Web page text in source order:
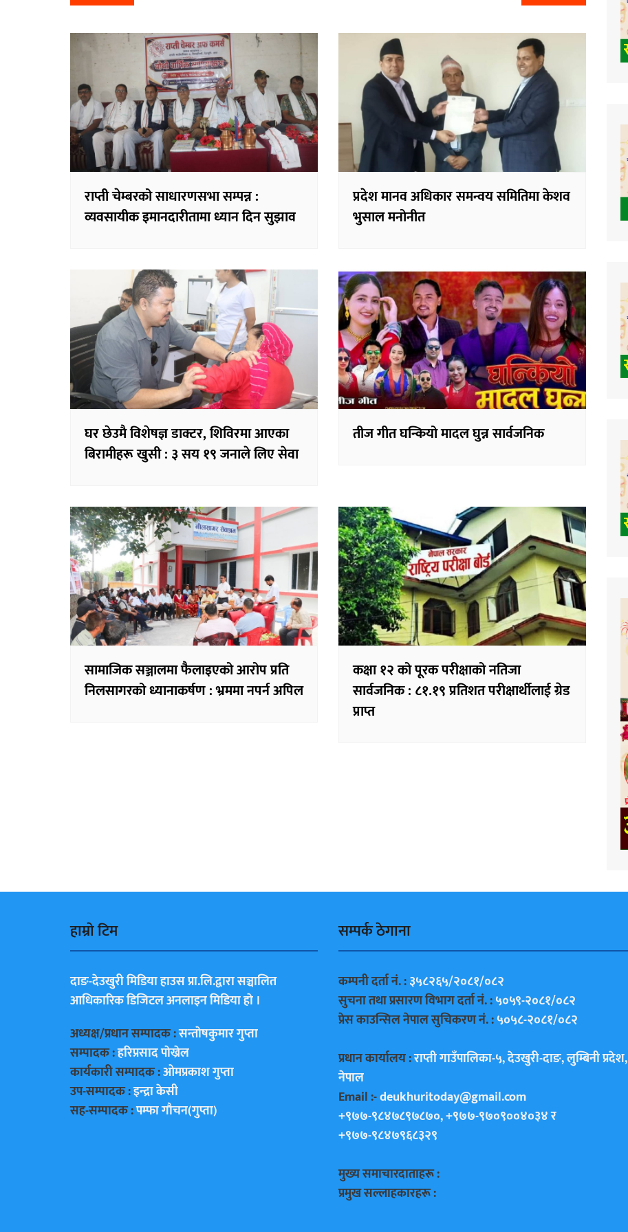
navigation
राप्ती चेम्बरको साधारणसभा सम्पन्न :
व्यवसायीक इमानदारीतामा ध्यान दिन सुझाव
प्रदेश मानव अधिकार समन्वय समितिमा केशव
भुसाल मनोनीत
घर छेउमै विशेषज्ञ डाक्टर, शिविरमा आएका
बिरामीहरू खुसी : ३ सय १९ जनाले लिए सेवा
तीज गीत घन्कियो मादल घुन्न सार्वजनिक
सामाजिक सञ्जालमा फैलाइएको आरोप प्रति
निलसागरको ध्यानाकर्षण : भ्रममा नपर्न अपिल
कक्षा १२ को पूरक परीक्षाको नतिजा
सार्वजनिक : ८१.१९ प्रतिशत परीक्षार्थीलाई ग्रेड
प्राप्त
हाम्राे टिम
दाङ-देउखुरी मिडिया हाउस प्रा.लि.द्वारा सञ्चालित
आधिकारिक डिजिटल अनलाइन मिडिया हाे ।
अध्यक्ष/प्रधान सम्पादक :सन्ताेषकुमार गुप्ता
सम्पादक :हरिप्रसाद पाेख्रेल
कार्यकारी सम्पादक :ओमप्रकाश गुप्ता
उप-सम्पादक :इन्द्रा केसी
सह-सम्पादक :पम्फा गाैचन(गुप्ता)
सम्पर्क ठेगाना
कम्पनी दर्ता नं. :३५८२६५/२०८१/०८२
सुचना तथा प्रसारण विभाग दर्ता नं. :५०५९-२०८१/०८२
प्रेस काउन्सिल नेपाल सुचिकरण नं. :५०५८-२०८१/०८२
प्रधान कार्यालय :राप्ती गाउँपालिका-५, देउखुरी-दाङ, लुम्बिनी प्रदेश,
नेपाल
Email :-deukhuritoday@gmail.com
+९७७-९८४७८९७८७०, +९७७-९७०९००४०३४ र
+९७७-९८४७९६८३२९
मुख्य समाचारदाताहरू :
प्रमुख सल्लाहकारहरू :